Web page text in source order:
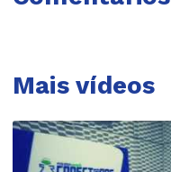
Mais vídeos